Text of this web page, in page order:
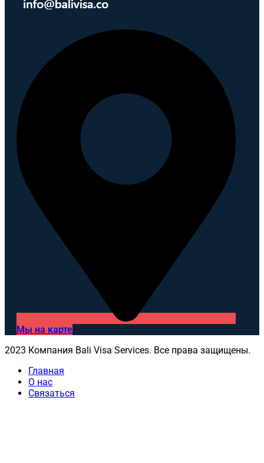
Мы на карте
2023 Компания Bali Visa Services. Все права защищены.
Главная
О нас
Связаться